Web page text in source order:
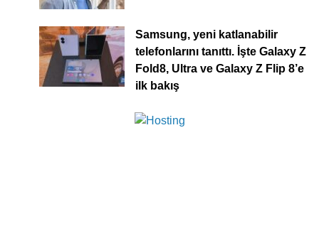
Samsung, yeni katlanabilir
telefonlarını tanıttı. İşte Galaxy Z
Fold8, Ultra ve Galaxy Z Flip 8’e
ilk bakış